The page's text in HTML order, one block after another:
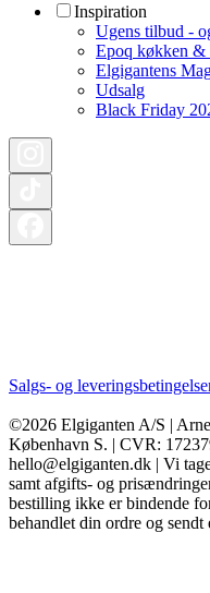
Inspiration
Ugens tilbud -
Epoq køkken &
Elgigantens
Udsalg
Black Friday
Salgs- og
©2026 Elgiganten A/S |
København S. | CVR:
hello@elgiganten.dk | Vi
samt afgifts- og
bestilling ikke er bindende
behandlet din ordre og sendt